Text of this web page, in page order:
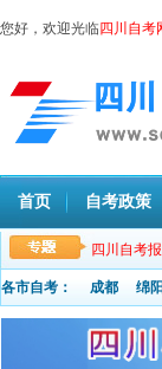
您好，欢迎光临 四川自考
首页 自考政策
四川自考
各市自考： 成都 绵阳